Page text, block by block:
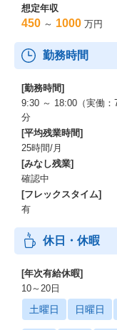
想定年収
450 ～ 1000 万円
勤務時間
[勤務時間]
9:30 ～ 18:00（実働
分
[平均残業時間]
25時間/月
[みなし残業]
確認中
[フレックスタイム]
有
休日・休暇
[年次有給休暇]
10～20日
土曜日 日曜日